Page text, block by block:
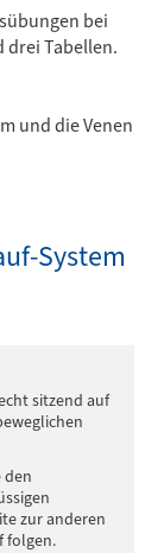
bei
drei Tabellen.
und die Venen
System
sitzend auf
den
zur anderen
folgen.